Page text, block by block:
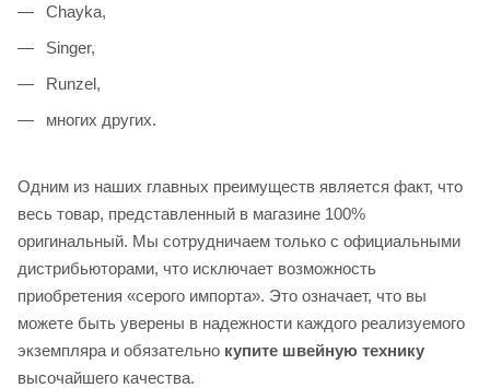
Chayka,
Singer,
Runzel,
многих других.
Одним из наших главных преимуществ является факт, что
весь товар, представленный в магазине 100%
оригинальный. Мы сотрудничаем только с официальными
дистрибьюторами, что исключает возможность
приобретения «серого импорта». Это означает, что вы
можете быть уверены в надежности каждого реализуемого
экземпляра и обязательно купите швейную технику
высочайшего качества.